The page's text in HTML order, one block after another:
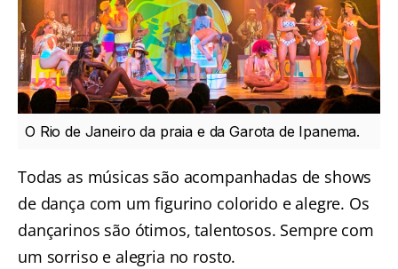
O Rio de Janeiro da praia e da Garota de Ipanema.
Todas as músicas são acompanhadas de shows
de dança com um figurino colorido e alegre. Os
dançarinos são ótimos, talentosos. Sempre com
um sorriso e alegria no rosto.